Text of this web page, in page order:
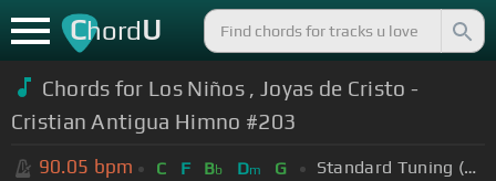
ChordU
Chords for Los Niños , Joyas de Cristo -
Cristian Antigua Himno #203
90.05 bpm C F Bb Dm G Standard Tuning (EADGBE)